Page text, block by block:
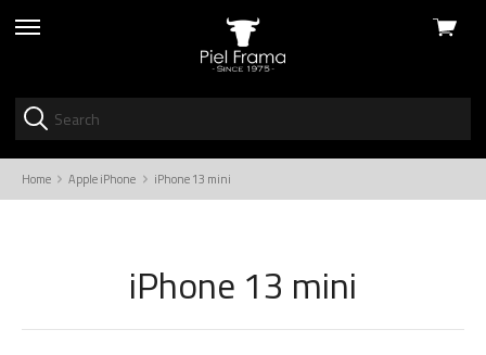
skip
View
Home Apple iPhone iPhone 13 mini
iPhone 13 mini